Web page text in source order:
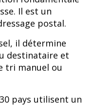
Il est un
postal.
il détermine
destinataire et
tri manuel ou
pays utilisent un